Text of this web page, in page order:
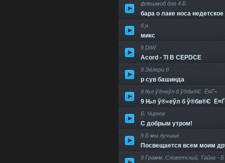
флешмоб для 4 Б
бара о лаке носа
б,н
микс
9 DIW
Acord - TI B CEPDCE
9.Эвлери б
р сув башинда
9 Њл ў®«еўл б ў®бв®Є Ё¤Ґ¬
9 Њл ў®«еўл б ў®бв®Є
Б. Чирков
С добрым утром!
9 Б мы лучшие
Посвещается всем моим
9 Грамм, Словетский, Тайга - Б